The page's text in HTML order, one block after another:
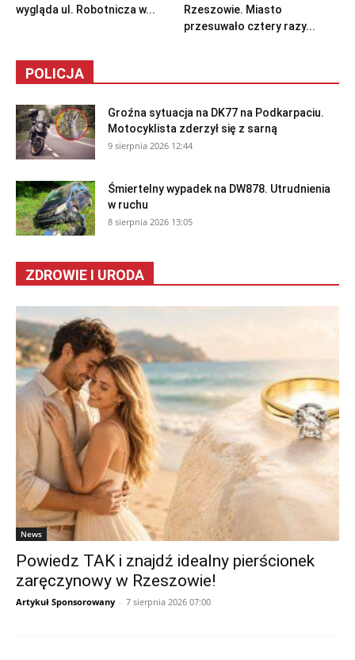
wygląda ul. Robotnicza w...
Rzeszowie. Miasto
przesuwało cztery razy...
POLICJA
Groźna sytuacja na DK77 na Podkarpaciu.
Motocyklista zderzył się z sarną
9 sierpnia 2026 12:44
Śmiertelny wypadek na DW878. Utrudnienia
w ruchu
8 sierpnia 2026 13:05
ZDROWIE I URODA
News
Powiedz TAK i znajdź idealny pierścionek
zaręczynowy w Rzeszowie!
Artykuł Sponsorowany - 7 sierpnia 2026 07:00